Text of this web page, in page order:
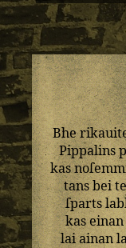
Bhe
Pippalins
kas
tansbei
ſparts
kaseinan
laiainan